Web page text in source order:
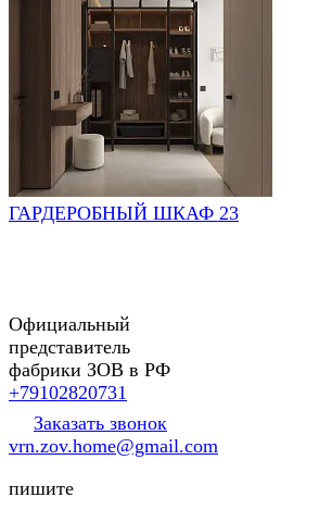
ГАРДЕРОБНЫЙ ШКАФ 23
Официальный
представитель
фабрики ЗОВ в РФ
+79102820731
Заказать звонок
vrn.zov.home@gmail.com
пишите